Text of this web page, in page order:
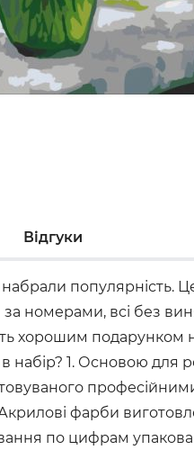
Відгуки
популярність.
всі без
хорошим подарунком
1. Основою для
фарби
по цифрам